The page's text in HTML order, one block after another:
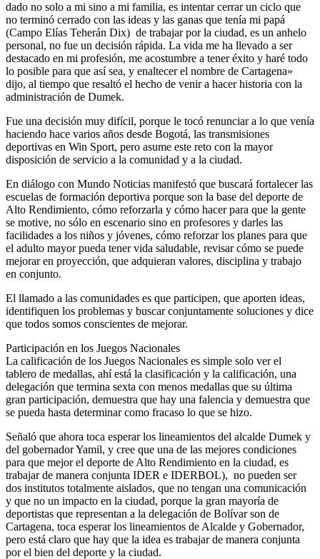
dado no solo a mi sino a mi familia, es intentar cerrar un ciclo que
no terminó cerrado con las ideas y las ganas que tenía mi papá
(Campo Elías Teherán Dix) de trabajar por la ciudad, es un anhelo
personal, no fue un decisión rápida. La vida me ha llevado a ser
destacado en mi profesión, me acostumbre a tener éxito y haré todo
lo posible para que así sea, y enaltecer el nombre de Cartagena»
dijo, al tiempo que resaltó el hecho de venir a hacer historia con la
administración de Dumek.
Fue una decisión muy difícil, porque le tocó renunciar a lo que venía
haciendo hace varios años desde Bogotá, las transmisiones
deportivas en Win Sport, pero asume este reto con la mayor
disposición de servicio a la comunidad y a la ciudad.
En diálogo con Mundo Noticias manifestó que buscará fortalecer las
escuelas de formación deportiva porque son la base del deporte de
Alto Rendimiento, cómo reforzarla y cómo hacer para que la gente
se motive, no sólo en escenario sino en profesores y darles las
facilidades a los niños y jóvenes, cómo reforzar los planes para que
el adulto mayor pueda tener vida saludable, revisar cómo se puede
mejorar en proyección, que adquieran valores, disciplina y trabajo
en conjunto.
El llamado a las comunidades es que participen, que aporten ideas,
identifiquen los problemas y buscar conjuntamente soluciones y dice
que todos somos conscientes de mejorar.
Participación en los Juegos Nacionales
La calificación de los Juegos Nacionales es simple solo ver el
tablero de medallas, ahí está la clasificación y la calificación, una
delegación que termina sexta con menos medallas que su última
gran participación, demuestra que hay una falencia y demuestra que
se pueda hasta determinar como fracaso lo que se hizo.
Señaló que ahora toca esperar los lineamientos del alcalde Dumek y
del gobernador Yamil, y cree que una de las mejores condiciones
para que mejor el deporte de Alto Rendimiento en la ciudad, es
trabajar de manera conjunta IDER e IDERBOL), no pueden ser
dos institutos totalmente aislados, que no tengan una comunicación
y que no un impacto en la ciudad, porque la gran mayoría de
deportistas que representan a la delegación de Bolívar son de
Cartagena, toca esperar los lineamientos de Alcalde y Gobernador,
pero está claro que hay que la idea es trabajar de manera conjunta
por el bien del deporte y la ciudad.